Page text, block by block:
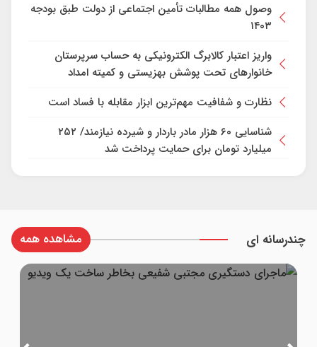
وصول همه مطالبات تأمین اجتماعی از دولت طبق بودجه
۱۴۰۳
واریز اعتبار کالابرگ الکترونیکی به حساب سرپرستان
خانوارهای تحت پوشش بهزیستی و کمیته امداد
نظارت و شفافیت مهم‌ترین ابزار مقابله با فساد است
شناسایی ۶۰ هزار مادر باردار و شیرده نیازمند/ ۲۵۲
میلیارد تومان برای حمایت پرداخت شد
چندرسانه ای مشاهده همه